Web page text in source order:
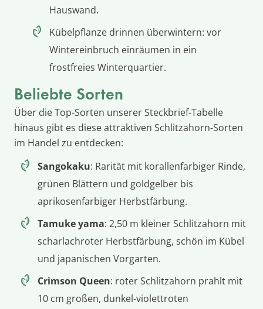
Hauswand.
Kübelpflanze drinnen überwintern: vor
Wintereinbruch einräumen in ein
frostfreies Winterquartier.
Beliebte Sorten
Über die Top-Sorten unserer Steckbrief-Tabelle
hinaus gibt es diese attraktiven Schlitzahorn-Sorten
im Handel zu entdecken:
Sangokaku: Rarität mit korallenfarbiger Rinde,
grünen Blättern und goldgelber bis
aprikosenfarbiger Herbstfärbung.
Tamuke yama: 2,50 m kleiner Schlitzahorn mit
scharlachroter Herbstfärbung, schön im Kübel
und japanischen Vorgarten.
Crimson Queen: roter Schlitzahorn prahlt mit
10 cm großen, dunkel-violettroten